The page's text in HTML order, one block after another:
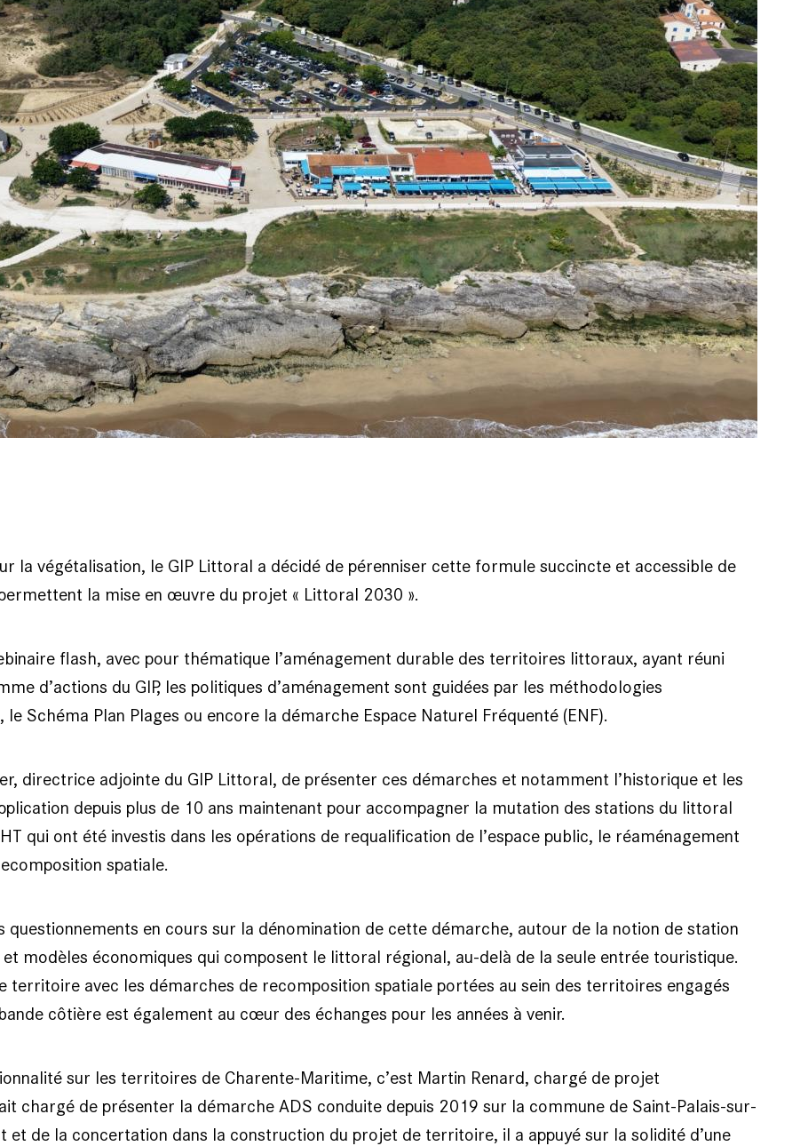
la végétalisation, le GIP Littoral a décidé de pérenniser cette formule succincte et accessible de
la mise en œuvre du projet « Littoral 2030 ».
flash, avec pour thématique l’aménagement durable des territoires littoraux, ayant réuni
d’actions du GIP, les politiques d’aménagement sont guidées par les méthodologies
Schéma Plan Plages ou encore la démarche Espace Naturel Fréquenté (ENF).
directrice adjointe du GIP Littoral, de présenter ces démarches et notamment l’historique et les
depuis plus de 10 ans maintenant pour accompagner la mutation des stations du littoral
qui ont été investis dans les opérations de requalification de l’espace public, le réaménagement
spatiale.
questionnements en cours sur la dénomination de cette démarche, autour de la notion de station
modèles économiques qui composent le littoral régional, au-delà de la seule entrée touristique.
territoire avec les démarches de recomposition spatiale portées au sein des territoires engagés
côtière est également au cœur des échanges pour les années à venir.
sur les territoires de Charente-Maritime, c’est Martin Renard, chargé de projet
chargé de présenter la démarche ADS conduite depuis 2019 sur la commune de Saint-Palais-sur-
et de la concertation dans la construction du projet de territoire, il a appuyé sur la solidité d’une